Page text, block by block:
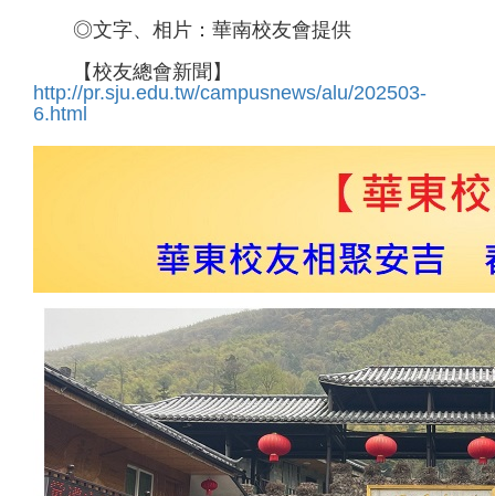
◎文字、相片：華南校友會提供
【校友總會新聞】
http://pr.sju.edu.tw/campusnews/alu/202503-
6.html